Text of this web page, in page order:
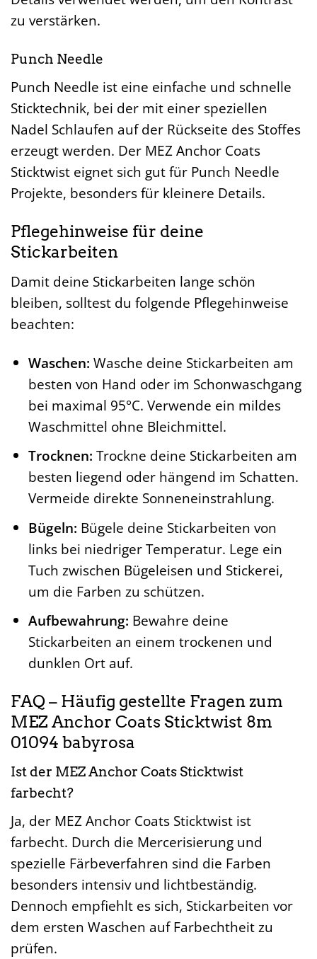
zu verstärken.
Punch Needle
Punch Needle ist eine einfache und schnelle
Sticktechnik, bei der mit einer speziellen
Nadel Schlaufen auf der Rückseite des Stoffes
erzeugt werden. Der MEZ Anchor Coats
Sticktwist eignet sich gut für Punch Needle
Projekte, besonders für kleinere Details.
Pflegehinweise für deine
Stickarbeiten
Damit deine Stickarbeiten lange schön
bleiben, solltest du folgende Pflegehinweise
beachten:
Waschen: Wasche deine Stickarbeiten am
besten von Hand oder im Schonwaschgang
bei maximal 95°C. Verwende ein mildes
Waschmittel ohne Bleichmittel.
Trocknen: Trockne deine Stickarbeiten am
besten liegend oder hängend im Schatten.
Vermeide direkte Sonneneinstrahlung.
Bügeln: Bügele deine Stickarbeiten von
links bei niedriger Temperatur. Lege ein
Tuch zwischen Bügeleisen und Stickerei,
um die Farben zu schützen.
Aufbewahrung: Bewahre deine
Stickarbeiten an einem trockenen und
dunklen Ort auf.
FAQ – Häufig gestellte Fragen zum
MEZ Anchor Coats Sticktwist 8m
01094 babyrosa
Ist der MEZ Anchor Coats Sticktwist
farbecht?
Ja, der MEZ Anchor Coats Sticktwist ist
farbecht. Durch die Mercerisierung und
spezielle Färbeverfahren sind die Farben
besonders intensiv und lichtbeständig.
Dennoch empfiehlt es sich, Stickarbeiten vor
dem ersten Waschen auf Farbechtheit zu
prüfen.